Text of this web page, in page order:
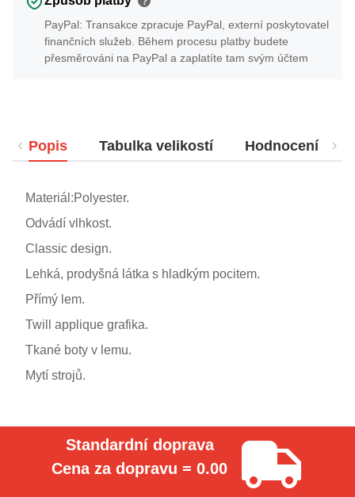
PayPal: Transakce zpracuje PayPal, externí poskytovatel
finančních služeb. Během procesu platby budete
přesměrováni na PayPal a zaplatíte tam svým účtem
Popis Tabulka velikostí Hodnocení
Materiál:Polyester.
Odvádí vlhkost.
Classic design.
Lehká, prodyšná látka s hladkým pocitem.
Přímý lem.
Twill applique grafika.
Tkané boty v lemu.
Mytí strojů.
Standardní doprava
Cena za dopravu = 0.00